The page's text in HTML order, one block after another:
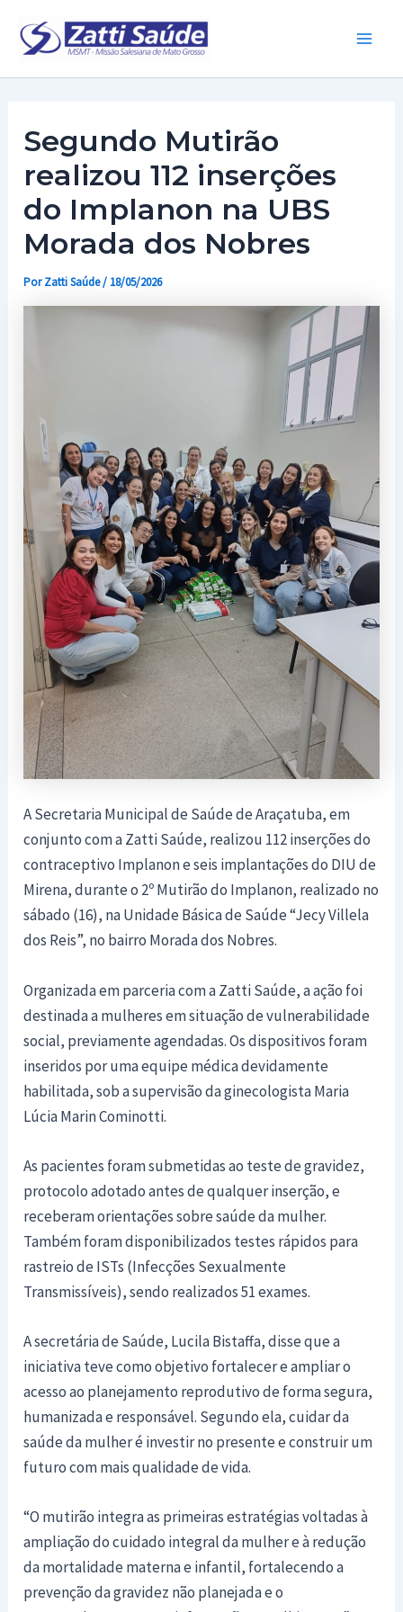
para
Segundo Mutirão
realizou 112 inserções
do Implanon na UBS
Morada dos Nobres
PorZatti Saúde/ 18/05/2026
A Secretaria Municipal de Saúde de Araçatuba, em
conjunto com a Zatti Saúde, realizou 112 inserções do
contraceptivo Implanon e seis implantações do DIU de
Mirena, durante o 2º Mutirão do Implanon, realizado no
sábado (16), na Unidade Básica de Saúde “Jecy Villela
dos Reis”, no bairro Morada dos Nobres.
Organizada em parceria com a Zatti Saúde, a ação foi
destinada a mulheres em situação de vulnerabilidade
social, previamente agendadas. Os dispositivos foram
inseridos por uma equipe médica devidamente
habilitada, sob a supervisão da ginecologista Maria
Lúcia Marin Cominotti.
As pacientes foram submetidas ao teste de gravidez,
protocolo adotado antes de qualquer inserção, e
receberam orientações sobre saúde da mulher.
Também foram disponibilizados testes rápidos para
rastreio de ISTs (Infecções Sexualmente
Transmissíveis), sendo realizados 51 exames.
A secretária de Saúde, Lucila Bistaffa, disse que a
iniciativa teve como objetivo fortalecer e ampliar o
acesso ao planejamento reprodutivo de forma segura,
humanizada e responsável. Segundo ela, cuidar da
saúde da mulher é investir no presente e construir um
futuro com mais qualidade de vida.
“O mutirão integra as primeiras estratégias voltadas à
ampliação do cuidado integral da mulher e à redução
da mortalidade materna e infantil, fortalecendo a
prevenção da gravidez não planejada e o